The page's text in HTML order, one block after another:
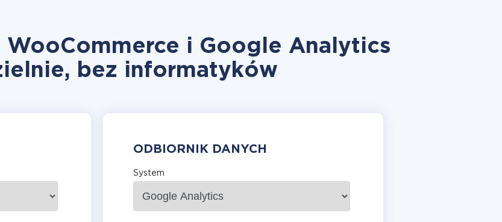
i Google Analytics
bez informatyków
ODBIORNIK DANYCH
System